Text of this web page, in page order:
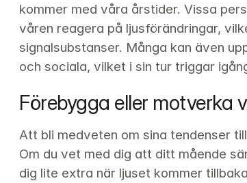
kommer med våra årstider. Vissa
våren reagera på ljusförändringar,
signalsubstanser. Många kan även
och sociala, vilket i sin tur triggar
Förebygga eller motverka
Att bli medveten om sina tendenser
Om du vet med dig att ditt mående
dig lite extra när ljuset kommer